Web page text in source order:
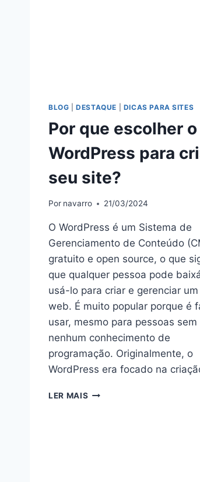
BLOG |DESTAQUE DICAS PARA SITES
Por que escolher o
WordPress para
seu site?
Por navarro 21/03/2024
O WordPress é um Sistema de
Gerenciamento de Conteúdo
gratuito e open source, o que
que qualquer pessoa pode
usá-lo para criar e gerenciar
web. É muito popular porque é
usar, mesmo para pessoas sem
nenhum conhecimento de
programação. Originalmente, o
WordPress era focado na
LER MAIS